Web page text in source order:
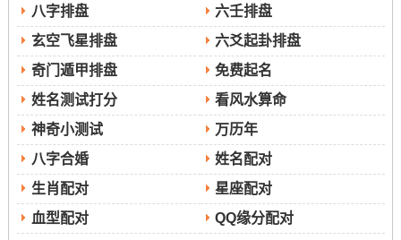
必须日时两相宜，方能锦上添花！
动土装修之事 -关乎家宅气运流转~不可不察其风水
要旨！2025年为农历乙巳年太岁方位位于东南；此
尊贵之位不宜触犯;切忌在东南方先行破土或进行大
型钻孔、挖掘等动作,以免“太岁头上动土”- 招致不
顺！
八字排盘
六壬排盘
玄空飞星排盘
六爻起卦排盘
奇门遁甲排盘
免费起名
姓名测试打分
看风水算命
神奇小测试
万历年
八字合婚
姓名配对
生肖配对
星座配对
血型配对
QQ缘分配对